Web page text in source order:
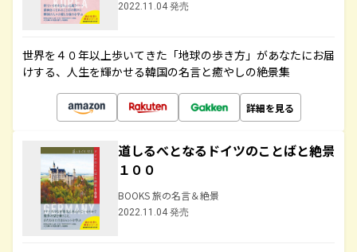
2022.11.04 発売
世界を４０年以上歩いてきた「地球の歩き方」があなたにお届
けする、人生を輝かせる韓国の名言と癒やしの絶景集
詳細を見る
道しるべとなるドイツのことばと絶景
１００
BOOKS 旅の名言＆絶景
2022.11.04 発売